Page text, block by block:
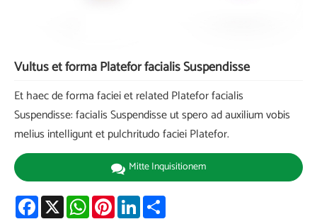
Vultus et forma Platefor facialis Suspendisse
Et haec de forma faciei et related Platefor facialis
Suspendisse: facialis Suspendisse ut spero ad auxilium vobis
melius intelligunt et pulchritudo faciei Platefor.
Mitte Inquisitionem
Facebook
X WhatsAppPinterestLinkedIn